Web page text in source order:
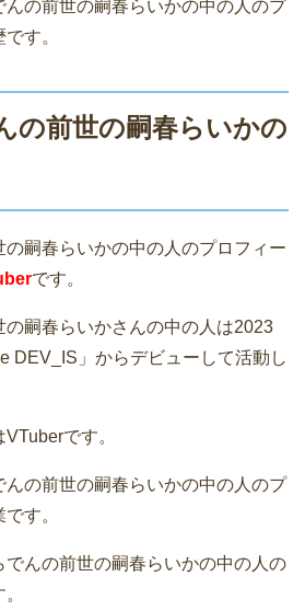
んの前世の嗣春らいかの中の人のプ
す。
の前世の嗣春らいかの
嗣春らいかの中の人のプロフィー
です。
嗣春らいかさんの中の人は2023
DEV_IS」からデビューして活動し
です。
んの前世の嗣春らいかの中の人のプ
す。
でんの前世の嗣春らいかの中の人の